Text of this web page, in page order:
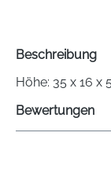
Beschreibung
Höhe: 35 x 16 x
Bewertungen